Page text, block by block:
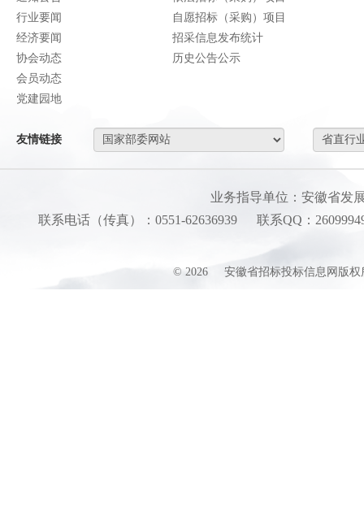
行业要闻
经济要闻
协会动态
会员动态
党建园地
自愿招标（采购）项目
招采信息发布统计
历史公告公示
友情链接
业务指导单位：安徽省发
联系电话（传真）：0551-62636939
联系QQ：
© 2026 安徽省招标投标信息网版